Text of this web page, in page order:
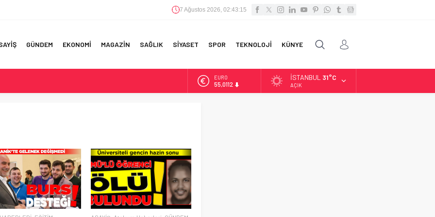
7 Ağustos 2026, 02:43:16
GÜNDEM EKONOMİ MAGAZİN SAĞLIK SİYASET SPOR TEKNOLOJİ KÜNYE
5’İNCİLİK!
EN BÜYÜK HATALAR
EURO
55,0112
İSTANBUL 31°C
AÇIK